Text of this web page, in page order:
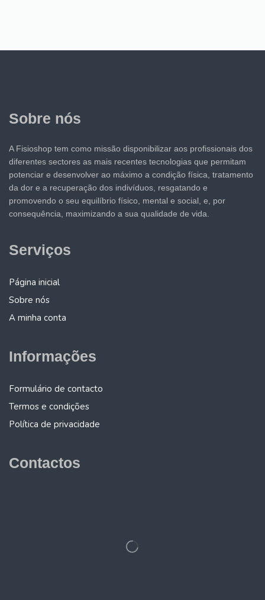
Sobre nós
A Fisioshop tem como missão disponibilizar aos profissionais dos
diferentes sectores as mais recentes tecnologias que permitam
potenciar e desenvolver ao máximo a condição física, tratamento
da dor e a recuperação dos indivíduos, resgatando e
promovendo o seu equilíbrio físico, mental e social, e, por
consequência, maximizando a sua qualidade de vida.
Serviços
Página inicial
Sobre nós
A minha conta
Informações
Formulário de contacto
Termos e condições
Política de privacidade
Contactos